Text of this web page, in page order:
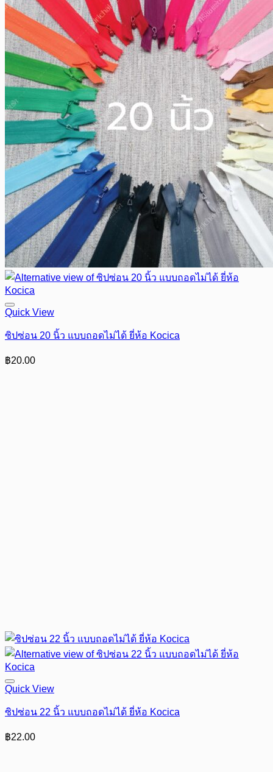
Quick View
ซิปซ่อน 20 นิ้ว แบบถอดไม่ได้ ยี่ห้อ Kocica
฿20.00
Quick View
ซิปซ่อน 22 นิ้ว แบบถอดไม่ได้ ยี่ห้อ Kocica
฿22.00